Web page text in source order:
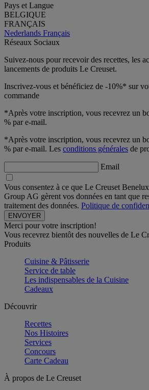
Pays et Langue
BELGIQUE
FRANÇAIS
Nederlands Français
Réseaux Sociaux
Suivez-nous pour recevoir des recettes, les
lancements de produits Le Creuset.
Inscrivez-vous et bénéficiez de -10%* sur
commande
*Après votre inscription, vous recevrez un
% par e-mail.
*Après votre inscription, vous recevrez un
% par e-mail. Les conditions générales de
Email
Vous consentez à ce que Le Creuset
Group AG gèrent vos données en tant que
traitement des données. Politique de
Merci pour votre inscription!
Vous recevrez bientôt des nouvelles de Le
Produits
Cuisine & Pâtisserie
Service de table
Les indispensables de la Cuisine
Cadeaux
Découvrir
Recettes
Nos Histoires
Services
Concours
Carte Cadeau
À propos de Le Creuset